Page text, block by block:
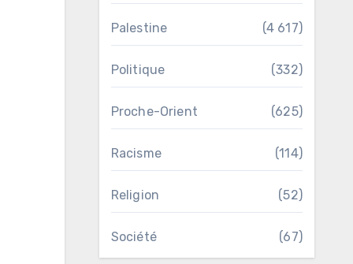
Palestine (4 617)
Politique (332)
Proche-Orient (625)
Racisme (114)
Religion (52)
Société (67)